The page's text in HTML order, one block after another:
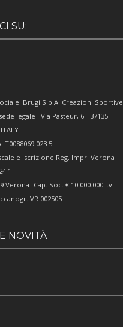
SU:
Brugi S.p.A. Creazioni Sportive
legale : Via Pasteur, 6 - 37135 -
IT0088069 023 5
e Iscrizione Reg. Impr. Verona
1
Verona -Cap. Soc. € 10.000.000 i.v. -
VR 002505
NOVITÀ